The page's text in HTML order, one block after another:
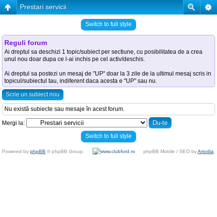
Prestari servicii
Switch to full style
Reguli forum
Ai dreptul sa deschizi 1 topic/subiect per sectiune, cu posibilitatea de a crea
unul nou doar dupa ce l-ai inchis pe cel activ/deschis.
Ai dreptul sa postezi un mesaj de "UP" doar la 3 zile de la ultimul mesaj scris in
topicul/subiectul tau, indiferent daca acesta e "UP" sau nu.
Scrie un subiect nou
Nu există subiecte sau mesaje în acest forum.
Mergi la:
Switch to full style
Powered by phpBB © phpBB Group. phpBB Mobile / SEO byArtodia